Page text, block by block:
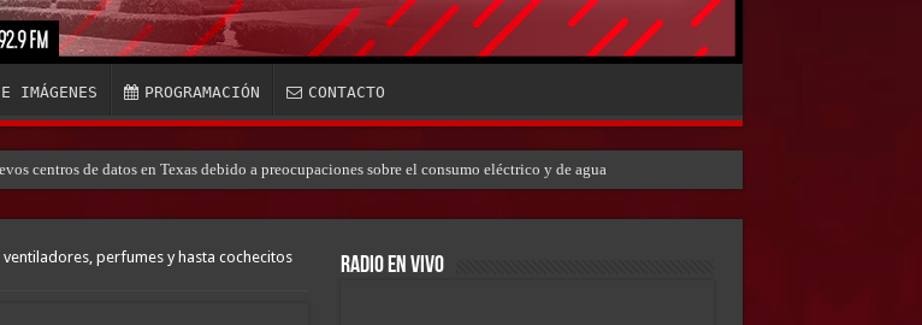
IMÁGENES PROGRAMACIÓN CONTACTO
centros de datos en Texas debido a preocupaciones sobre el consumo eléctrico y de agua
perfumes y hasta cochecitos
RADIO EN VIVO